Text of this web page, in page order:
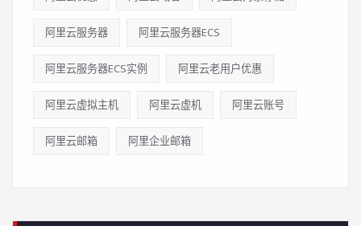
阿里云服务器 阿里云服务器ECS
阿里云服务器ECS实例 阿里云老用户优惠
阿里云虚拟主机 阿里云虚机 阿里云账号
阿里云邮箱 阿里企业邮箱